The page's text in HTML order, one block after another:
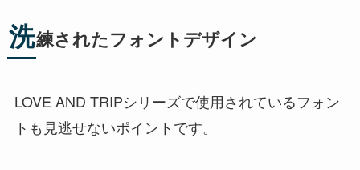
洗練されたフォントデザイン
LOVE AND TRIPシリーズで使用されているフォン
トも見逃せないポイントです。